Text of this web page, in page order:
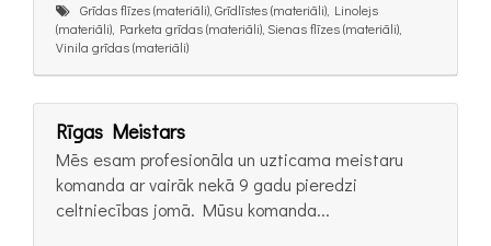
Grīdas flīzes (materiāli), Grīdlīstes (materiāli), Linolejs
(materiāli), Parketa grīdas (materiāli), Sienas flīzes (materiāli),
Vinila grīdas (materiāli)
Rīgas Meistars
Mēs esam profesionāla un uzticama meistaru
komanda ar vairāk nekā 9 gadu pieredzi
celtniecības jomā. Mūsu komanda...